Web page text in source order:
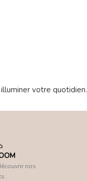
votre quotidien.
nos